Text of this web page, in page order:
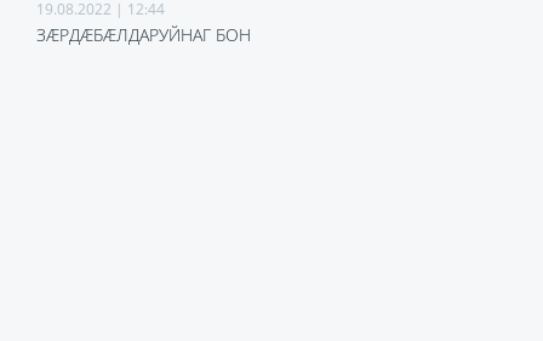
19.08.2022 | 12:44
ЗÆРДÆБÆЛДАРУЙНАГ БОН